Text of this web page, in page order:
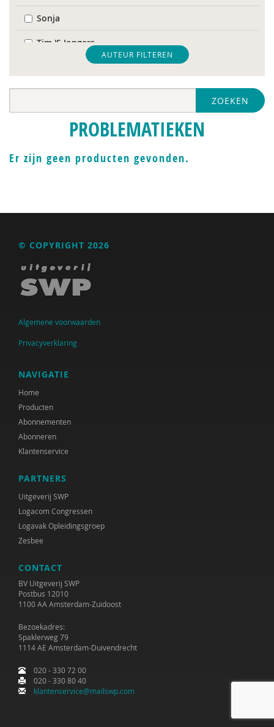
Sonja
Tim 'S Jongers
Catelijne Akkermans
Mariët an Rossum
Bob Austmann
Naima Azough
Corrie Baas
Maria Baltag
Ton Beekman
Charlotte Beenakker
Mies Bezemer
Marc van Bijsterveldt
Niels Bloembergen
Jeroen Boekhoven
Paul Boelen
Marjan Boertjes
Rinke Bok
Ben Boksebeld
Evelyn Boksebeld
Arjan Bolt
AUTEUR FILTEREN
ZOEKEN
PROBLEMATIEKEN
Er zijn geen producten gevonden.
© COPYRIGHT 2026
Algemene voorwaarden
Privacyverklaring
NAVIGATIE
Home
Producten
Abonnementen
Abonneren
Klantenservice
PARTNERS
Uitgeverij SWP
Logacom Congressen
Logavak Opleidingsgroep
Zesbee
CONTACT
BV Uitgeverij SWP
Postbus 12010
1100 AA Amsterdam-Zuidoost
Bezoekadres:
Spaklerweg 79
1114 AE Amsterdam-Duivendrecht
020 - 330 72 00
020 - 330 80 40
klantenservice@mailswp.com